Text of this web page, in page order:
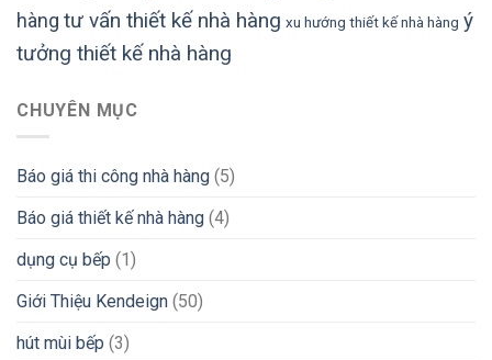
hàng tư vấn thiết kế nhà hàng xu hướng thiết kế nhà hàng ý
tưởng thiết kế nhà hàng
CHUYÊN MỤC
Báo giá thi công nhà hàng (5)
Báo giá thiết kế nhà hàng (4)
dụng cụ bếp (1)
Giới Thiệu Kendeign (50)
hút mùi bếp (3)